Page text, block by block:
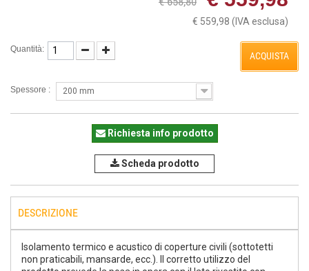
€ 559,98 (IVA esclusa)
Quantità:
ACQUISTA
Spessore : 200 mm
Richiesta info prodotto
Scheda prodotto
DESCRIZIONE
Isolamento termico e acustico di coperture civili (sottotetti
non praticabili, mansarde, ecc.). Il corretto utilizzo del